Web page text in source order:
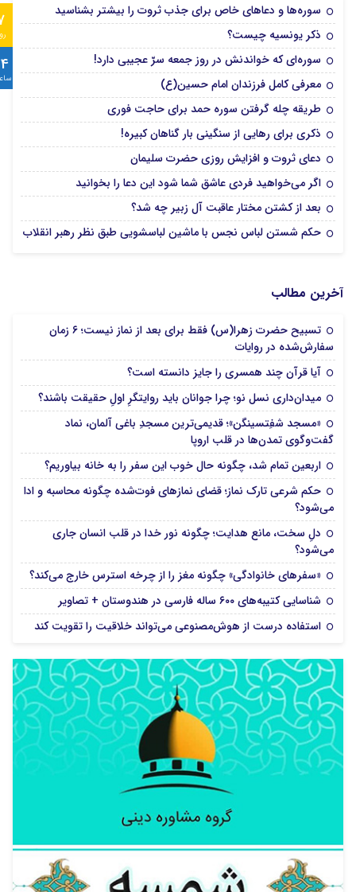
سوره‌ها و دعاهای خاص برای جذب ثروت را بیشتر بشناسید
ذکر یونسیه چیست؟
سوره‌ای که خواندنش در روز جمعه سرّ عجیبی دارد!
معرفی کامل فرزندان امام حسین(ع)
طریقه چله گرفتن سوره حمد برای حاجت فوری
ذکری برای رهایی از سنگینی بار گناهان کبیره!
دعای ثروت و افزایش روزی حضرت سلیمان
اگر می‌خواهید فردی عاشق شما شود این دعا را بخوانید
بعد از کشتن مختار عاقبت آل زبیر چه شد؟
حکم شستن لباس نجس با ماشین لباسشویی طبق نظر رهبر انقلاب
آخرین مطالب
تسبیح حضرت زهرا(س) فقط برای بعد از نماز نیست؛ ۶ زمان
سفارش‌شده در روایات
آیا قرآن چند همسری را جایز دانسته است؟
میدان‌داری نسل نو؛ چرا جوانان باید روایتگرِ اولِ حقیقت باشند؟
«مسجد شفِتسینگن»؛ قدیمی‌ترین مسجدِ باغی آلمان، نماد
گفت‌وگوی تمدن‌ها در قلب اروپا
اربعین تمام شد، چگونه حال خوب این سفر را به خانه بیاوریم؟
حکم شرعی تارک نماز؛ قضای نمازهای فوت‌شده چگونه محاسبه و ادا
می‌شود؟
دلِ سخت، مانع هدایت؛ چگونه نور خدا در قلب انسان جاری
می‌شود؟
«سفرهای خانوادگی» چگونه مغز را از چرخه استرس خارج می‌کند؟
شناسایی کتیبه‌های ۶۰۰ ساله فارسی در هندوستان + تصاویر
استفاده درست از هوش‌مصنوعی می‌تواند خلاقیت را تقویت کند